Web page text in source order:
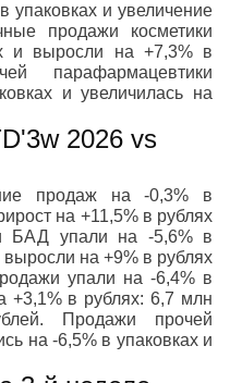
упаковках и увеличение
продажи косметики
и выросли на +7,3% в
парафармацевтики
и увеличилась на
2026 vs
продаж на -0,3% в
на +11,5% в рублях
БАД упали на -5,6% в
на +9% в рублях
упали на -6,4% в
+3,1% в рублях: 6,7 млн
Продажи прочей
на -6,5% в упаковках и